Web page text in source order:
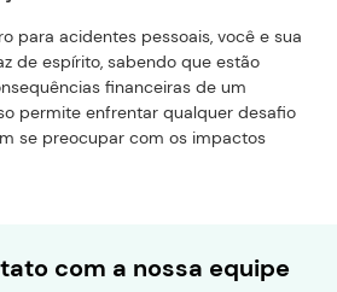
para acidentes pessoais, você e sua
de espírito, sabendo que estão
financeiras de um
permite enfrentar qualquer desafio
se preocupar com os impactos
com a nossa equipe